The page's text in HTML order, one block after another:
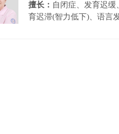
擅长： 自闭症、发育迟缓
育迟滞(智力低下)、语言